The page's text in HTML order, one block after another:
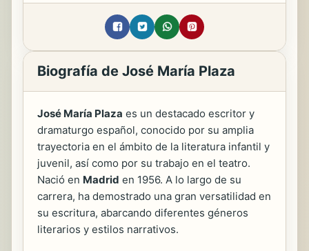
Biografía de José María Plaza
José María Plaza es un destacado escritor y
dramaturgo español, conocido por su amplia
trayectoria en el ámbito de la literatura infantil y
juvenil, así como por su trabajo en el teatro.
Nació en Madrid en 1956. A lo largo de su
carrera, ha demostrado una gran versatilidad en
su escritura, abarcando diferentes géneros
literarios y estilos narrativos.